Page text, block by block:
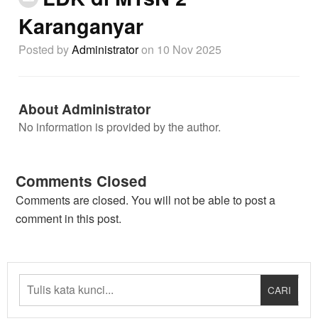
Karanganyar
Posted byAdministratoron 10 Nov 2025
About Administrator
No information is provided by the author.
Comments Closed
Comments are closed. You will not be able to post a
comment in this post.